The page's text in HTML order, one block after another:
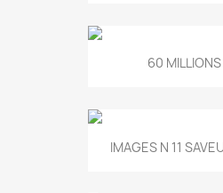
60
IMAGES N 11